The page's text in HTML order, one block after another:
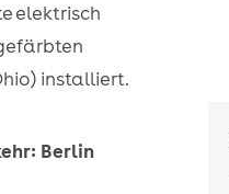
elektrisch
installiert.
Berlin